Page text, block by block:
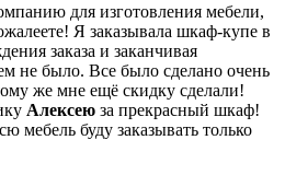
для изготовления мебели,
Я заказывала шкаф-купе в
заказа и заканчивая
не было. Все было сделано очень
же мне ещё скидку сделали!
Алексею за прекрасный шкаф!
мебель буду заказывать только